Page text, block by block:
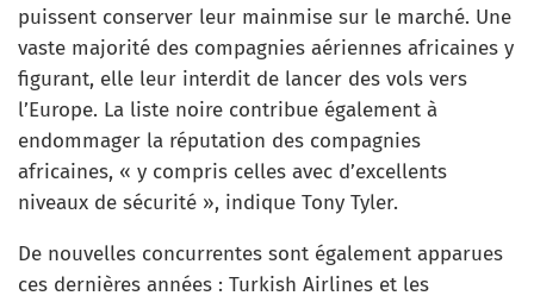
puissent conserver leur mainmise sur le marché. Une
vaste majorité des compagnies aériennes africaines y
figurant, elle leur interdit de lancer des vols vers
l’Europe. La liste noire contribue également à
endommager la réputation des compagnies
africaines, « y compris celles avec d’excellents
niveaux de sécurité », indique Tony Tyler.
De nouvelles concurrentes sont également apparues
ces dernières années : Turkish Airlines et les